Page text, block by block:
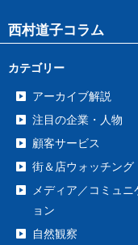
西村道子コラム
カテゴリー
アーカイブ解説
注目の企業・人物
顧客サービス
街＆店ウォッチング
メディア／コミュニ
ョン
自然観察